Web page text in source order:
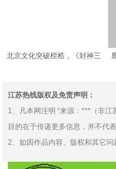
北京文化突破桎梏，《封神三
江苏热线版权及免责声明：
1、凡本网注明 “来源：***（非
目的在于传递更多信息，并不代
2、如因作品内容、版权和其它问